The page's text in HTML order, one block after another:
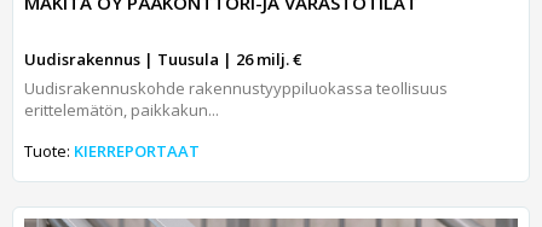
Uudisrakennus | Tuusula | 26 milj. €
Uudisrakennuskohde rakennustyyppiluokassa teollisuus
erittelemätön, paikkakun...
Tuote: KIERREPORTAAT